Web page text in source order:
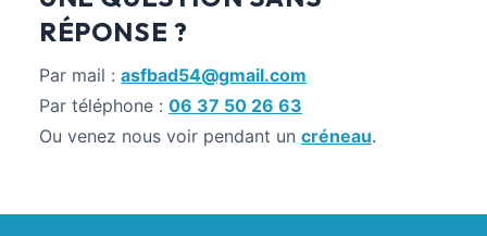
RÉPONSE ?
Par mail : asfbad54@gmail.com
Par téléphone : 06 37 50 26 63
Ou venez nous voir pendant un créneau.